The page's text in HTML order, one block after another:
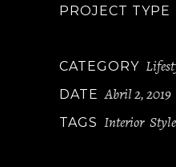
PROJECT TYPE
CATEGORY
DATE Abril 2, 2019
TAGS Interior, Style